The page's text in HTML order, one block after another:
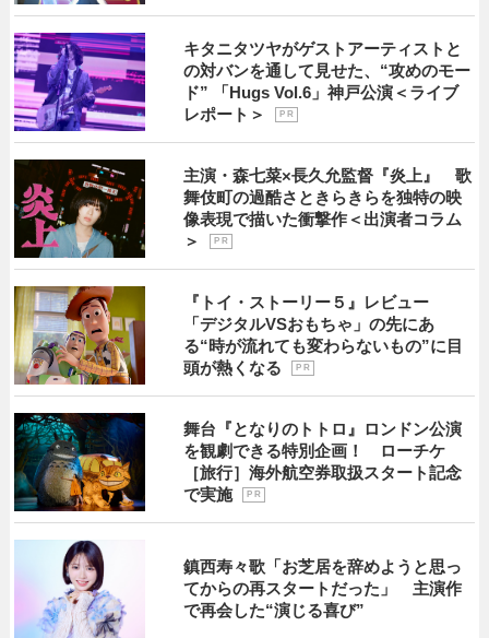
キタニタツヤがゲストアーティストと
の対バンを通して見せた、“攻めのモー
ド” 「Hugs Vol.6」神戸公演＜ライブ
レポート＞
P R
主演・森七菜×長久允監督『炎上』 歌
舞伎町の過酷さときらきらを独特の映
像表現で描いた衝撃作＜出演者コラム
＞
P R
『トイ・ストーリー５』レビュー
「デジタルVSおもちゃ」の先にあ
る“時が流れても変わらないもの”に目
頭が熱くなる
P R
舞台『となりのトトロ』ロンドン公演
を観劇できる特別企画！ ローチケ
［旅行］海外航空券取扱スタート記念
で実施
P R
鎮西寿々歌「お芝居を辞めようと思っ
てからの再スタートだった」 主演作
で再会した“演じる喜び”